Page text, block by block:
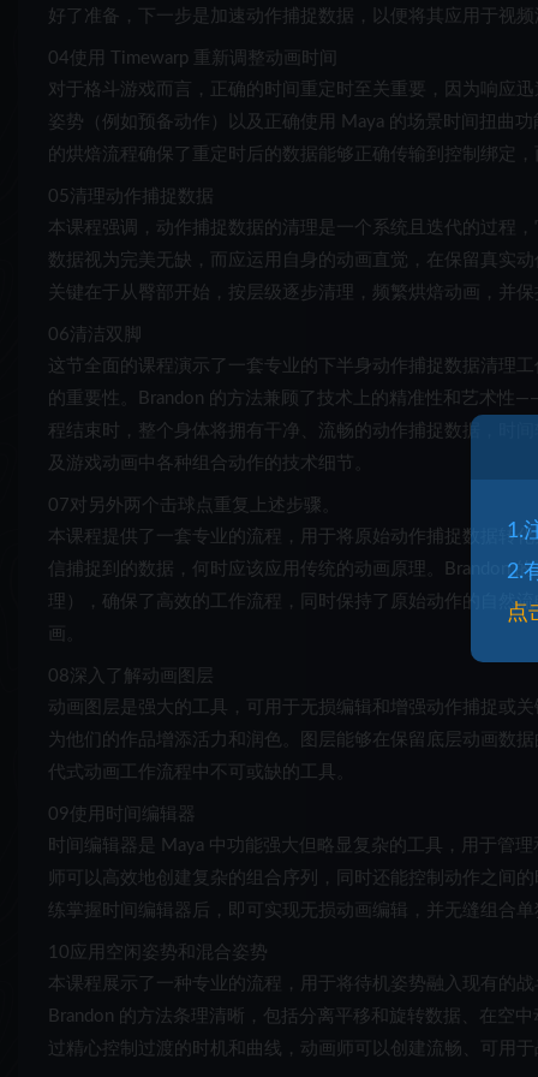
好了准备，下一步是加速动作捕捉数据，以便将其应用于视
04使用 Timewarp 重新调整动画时间
对于格斗游戏而言，正确的时间重定时至关重要，因为响应
姿势（例如预备动作）以及正确使用 Maya 的场景时间扭曲
的烘焙流程确保了重定时后的数据能够正确传输到控制绑定
05 清理动作捕捉数据
本课程强调，动作捕捉数据的清理是一个系统且迭代的过程
数据视为完美无缺，而应运用自身的动画直觉，在保留真实
关键在于从臀部开始，按层级逐步清理，频繁烘焙动画，并
06清洁双脚
这节全面的课程演示了一套专业的下半身动作捕捉数据清理
的重要性。Brandon 的方法兼顾了技术上的精准性和艺术性
程结束时，整个身体将拥有干净、流畅的动作捕捉数据，时
及游戏动画中各种组合动作的技术细节。
07 对另外两个击球点重复上述步骤。
本课程提供了一套专业的流程，用于将原始动作捕捉数据转
信捕捉到的数据，何时应该应用传统的动画原理。Brandon
理），确保了高效的工作流程，同时保持了原始动作的自然
画。
08深入了解动画图层
动画图层是强大的工具，可用于无损编辑和增强动作捕捉或
为他们的作品增添活力和润色。图层能够在保留底层动画数
代式动画工作流程中不可或缺的工具。
09 使用时间编辑器
时间编辑器是 Maya 中功能强大但略显复杂的工具，用于管
师可以高效地创建复杂的组合序列，同时还能控制动作之间
练掌握时间编辑器后，即可实现无损动画编辑，并无缝组合
10 应用空闲姿势和混合姿势
本课程展示了一种专业的流程，用于将待机姿势融入现有的
Brandon 的方法条理清晰，包括分离平移和旋转数据、在空
过精心控制过渡的时机和曲线，动画师可以创建流畅、可用
1.
2.
点